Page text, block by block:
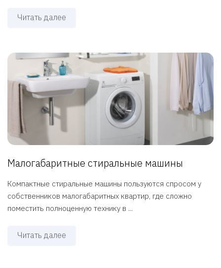
Читать далее
Малогабаритные стиральные машины
Компактные стиральные машины пользуются спросом у
собственников малогабаритных квартир, где сложно
поместить полноценную технику в ...
Читать далее